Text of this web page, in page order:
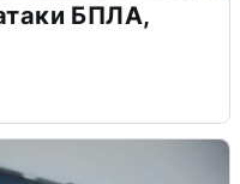
БПЛА,